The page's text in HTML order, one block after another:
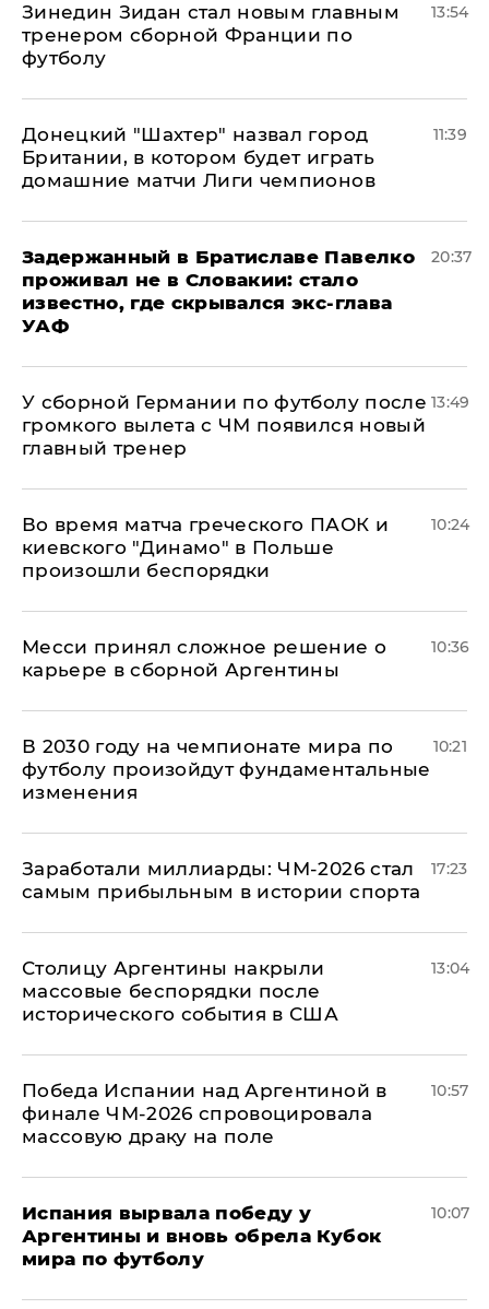
Зинедин Зидан стал новым главным
тренером сборной Франции по
футболу
13:54
Донецкий "Шахтер" назвал город
Британии, в котором будет играть
домашние матчи Лиги чемпионов
11:39
Задержанный в Братиславе Павелко
проживал не в Словакии: стало
известно, где скрывался экс-глава
УАФ
20:37
У сборной Германии по футболу после
громкого вылета с ЧМ появился новый
главный тренер
13:49
Во время матча греческого ПАОК и
киевского "Динамо" в Польше
произошли беспорядки
10:24
Месси принял сложное решение о
карьере в сборной Аргентины
10:36
В 2030 году на чемпионате мира по
футболу произойдут фундаментальные
изменения
10:21
Заработали миллиарды: ЧМ-2026 стал
самым прибыльным в истории спорта
17:23
Столицу Аргентины накрыли
массовые беспорядки после
исторического события в США
13:04
Победа Испании над Аргентиной в
финале ЧМ-2026 спровоцировала
массовую драку на поле
10:57
Испания вырвала победу у
Аргентины и вновь обрела Кубок
мира по футболу
10:07